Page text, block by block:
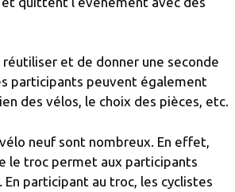
et de donner une seconde
participants peuvent également
des vélos, le choix des pièces, etc.
neuf sont nombreux. En effet,
le troc permet aux participants
participant au troc, les cyclistes